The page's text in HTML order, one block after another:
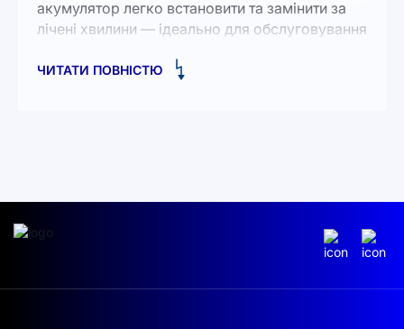
акумулятор легко встановити та замінити за
лічені хвилини — ідеально для обслуговування
машинних відділень.
введення в експлуатацію.
ЧИТАТИ ПОВНІСТЮ